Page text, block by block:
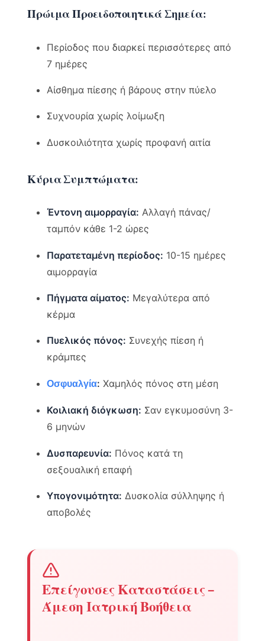
Πρώιμα Προειδοποιητικά Σημεία:
Περίοδος που διαρκεί περισσότερες από
7 ημέρες
Αίσθημα πίεσης ή βάρους στην πύελο
Συχνουρία χωρίς λοίμωξη
Δυσκοιλιότητα χωρίς προφανή αιτία
Κύρια Συμπτώματα:
Έντονη αιμορραγία: Αλλαγή πάνας/
ταμπόν κάθε 1-2 ώρες
Παρατεταμένη περίοδος: 10-15 ημέρες
αιμορραγία
Πήγματα αίματος: Μεγαλύτερα από
κέρμα
Πυελικός πόνος: Συνεχής πίεση ή
κράμπες
Οσφυαλγία: Χαμηλός πόνος στη μέση
Κοιλιακή διόγκωση: Σαν εγκυμοσύνη 3-
6 μηνών
Δυσπαρευνία: Πόνος κατά τη
σεξουαλική επαφή
Υπογονιμότητα: Δυσκολία σύλληψης ή
αποβολές
Επείγουσες Καταστάσεις –
Άμεση Ιατρική Βοήθεια